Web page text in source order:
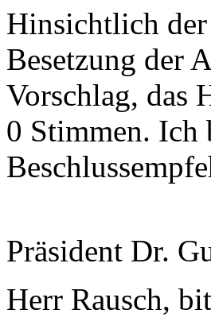
Hinsichtlich
Besetzung der
Vorschlag, das
0 Stimmen. Ich
Präsident Dr.
Herr Rausch,